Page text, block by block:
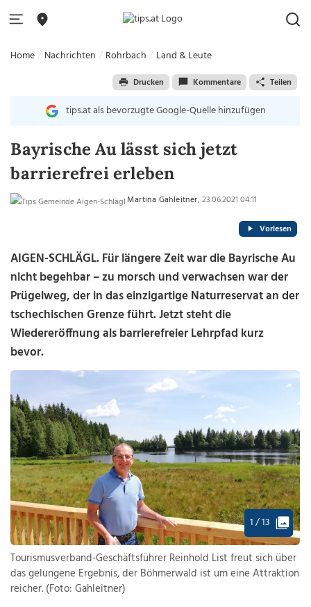
Home Nachrichten Rohrbach Land & Leute
Drucken Kommentare Teilen
tips.at als bevorzugte Google-Quelle hinzufügen
Bayrische Au lässt sich jetzt
barrierefrei erleben
Martina Gahleitner, 23.06.2021 04:11
Vorlesen
AIGEN-SCHLÄGL. Für längere Zeit war die Bayrische Au
nicht begehbar – zu morsch und verwachsen war der
Prügelweg, der in das einzigartige Naturreservat an der
tschechischen Grenze führt. Jetzt steht die
Wiedereröffnung als barrierefreier Lehrpfad kurz
bevor.
1 / 13
Tourismusverband-Geschäftsführer Reinhold List freut sich über
das gelungene Ergebnis, der Böhmerwald ist um eine Attraktion
reicher. (Foto: Gahleitner)